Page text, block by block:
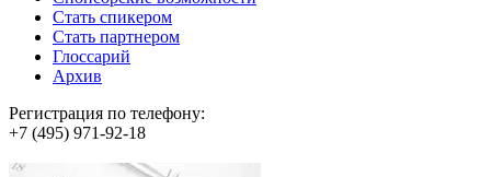
Стать спикером
Стать партнером
Глоссарий
Архив
Регистрация по телефону:
+7 (495) 971-92-18